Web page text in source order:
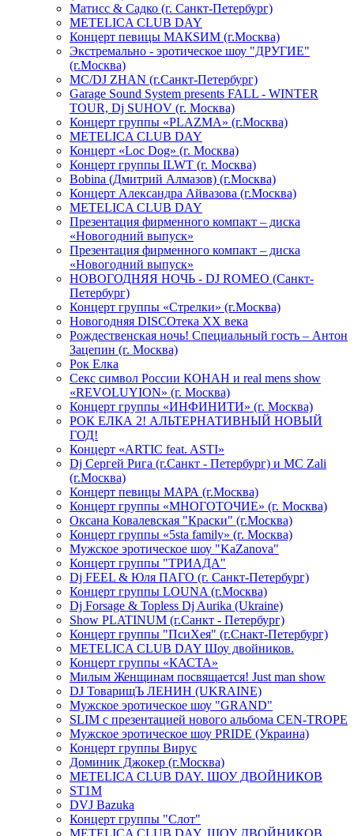
Матисс & Садко (г. Санкт-Петербург)
METELICA CLUB DAY
Концерт певицы МАКSИМ (г.Москва)
Экстремально - эротическое шоу "ДРУГИЕ"
(г.Москва)
МС/DJ ZHAN (г.Санкт-Петербург)
Garage Sound System presents FALL - WINTER
TOUR, Dj SUHOV (г. Москва)
Концерт группы «PLAZMA» (г.Москва)
METELICA CLUB DAY
Концерт «Loc Dog» (г. Москва)
Концерт группы ILWT (г. Москва)
Bobina (Дмитрий Алмазов) (г.Москва)
Концерт Александра Айвазова (г.Москва)
METELICA CLUB DAY
Презентация фирменного компакт – диска
«Новогодний выпуск»
Презентация фирменного компакт – диска
«Новогодний выпуск»
НОВОГОДНЯЯ НОЧЬ - DJ ROMEO (Санкт-
Петербург)
Концерт группы «Стрелки» (г.Москва)
Новогодняя DISCOтека ХХ века
Рождественская ночь! Специальный гость – Антон
Зацепин (г. Москва)
Рок Елка
Секс символ России КОНАН и real mens show
«REVOLUYION» (г. Москва)
Концерт группы «ИНФИНИТИ» (г. Москва)
РОК ЕЛКА 2! АЛЬТЕРНАТИВНЫЙ НОВЫЙ
ГОД!
Концерт «ARTIC feat. ASTI»
Dj Сергей Рига (г.Санкт - Петербург) и MC Zali
(г.Москва)
Концерт певицы МАРА (г.Москва)
Концерт группы «МНОГОТОЧИЕ» (г. Москва)
Оксана Ковалевская "Краски" (г.Москва)
Концерт группы «5sta family» (г. Москва)
Мужское эротическое шоу "KaZanova"
Концерт группы "ТРИАДА"
Dj FEEL & Юля ПАГО (г. Санкт-Петербург)
Концерт группы LOUNA (г.Москва)
Dj Forsage & Topless Dj Aurika (Ukraine)
Show PLATINUM (г.Санкт - Петербург)
Концерт группы "ПсиХея" (г.Снакт-Петербург)
METELICA CLUB DAY Шоу двойников.
Концерт группы «КАСТА»
Милым Женщинам посвящается! Just man show
DJ ТоварищЪ ЛЕНИН (UKRAINE)
Мужское эротическое шоу "GRAND"
SLIM с презентацией нового альбома CEN-TROPE
Мужское эротическое шоу PRIDE (Украина)
Концерт группы Вирус
Доминик Джокер (г.Москва)
METELICA CLUB DAY. ШОУ ДВОЙНИКОВ
ST1M
DVJ Bazuka
Концерт группы "Слот"
METELICA CLUB DAY. ШОУ ДВОЙНИКОВ